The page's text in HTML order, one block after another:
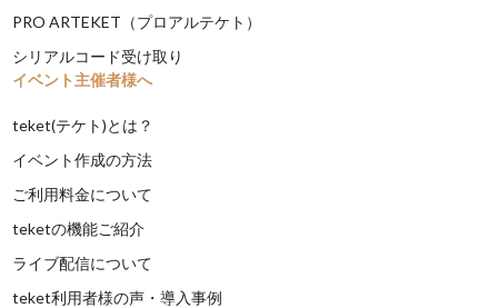
PRO ARTEKET（プロアルテケト）
シリアルコード受け取り
イベント主催者様へ
teket(テケト)とは？
イベント作成の方法
ご利用料金について
teketの機能ご紹介
ライブ配信について
teket利用者様の声・導入事例